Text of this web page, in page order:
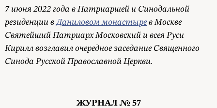
7 июня 2022 года в Патриаршей и Синодальной
резиденции вДаниловом монастырев Москве
Святейший Патриарх Московский и всея Руси
Кирилл возглавил очередное заседание Священного
Синода Русской Православной Церкви.
ЖУРНАЛ № 57